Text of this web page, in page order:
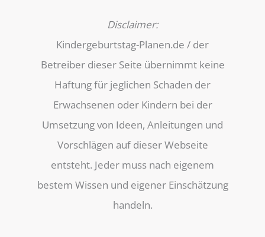
Disclaimer:
Kindergeburtstag-Planen.de / der
Betreiber dieser Seite übernimmt keine
Haftung für jeglichen Schaden der
Erwachsenen oder Kindern bei der
Umsetzung von Ideen, Anleitungen und
Vorschlägen auf dieser Webseite
entsteht. Jeder muss nach eigenem
bestem Wissen und eigener Einschätzung
handeln.